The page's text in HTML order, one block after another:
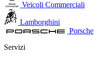
Veicoli Commerciali
Lamborghini
Porsche
Servizi